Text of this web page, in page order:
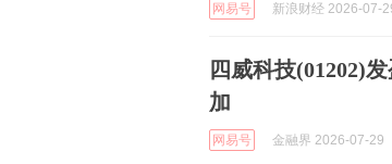
网易号 新浪财经 2026-07-
四威科技(01202)
加
网易号 金融界 2026-07-29